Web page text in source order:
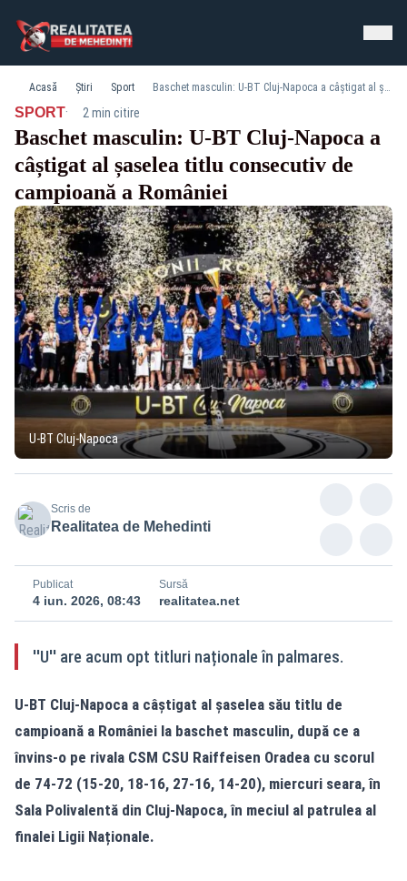
Acasă Știri Sport Baschet masculin: U-BT Cluj-Napoca a câștigat al șaselea titlu consecutiv de campioană a României
SPORT· 2 min citire
Baschet masculin: U-BT Cluj-Napoca a
câștigat al șaselea titlu consecutiv de
campioană a României
U-BT Cluj-Napoca
Scris de
Realitatea de Mehedinti
Publicat
4 iun. 2026, 08:43
Sursă
realitatea.net
''U'' are acum opt titluri naționale în palmares.
U-BT Cluj-Napoca a câștigat al șaselea său titlu de
campioană a României la baschet masculin, după ce a
învins-o pe rivala CSM CSU Raiffeisen Oradea cu scorul
de 74-72 (15-20, 18-16, 27-16, 14-20), miercuri seara, în
Sala Polivalentă din Cluj-Napoca, în meciul al patrulea al
finalei Ligii Naționale.